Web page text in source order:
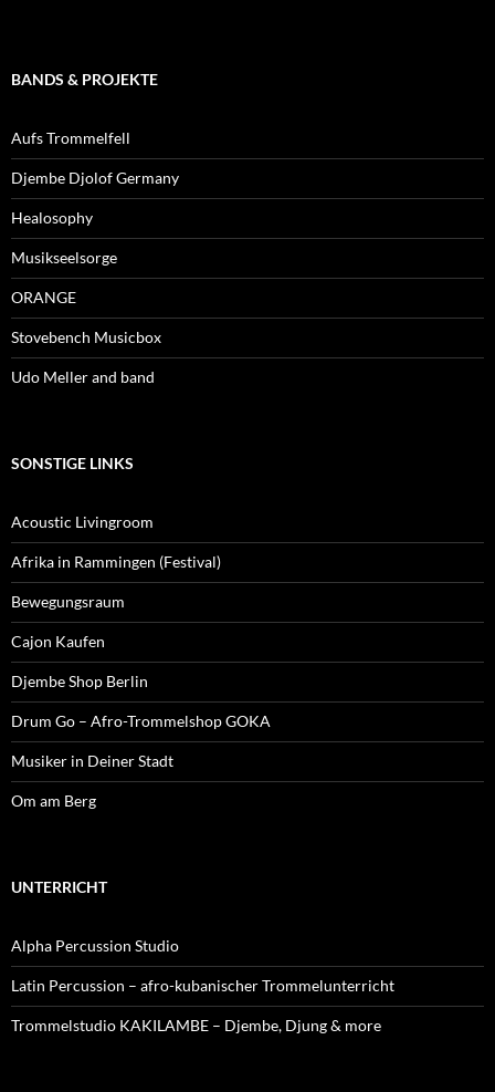
BANDS & PROJEKTE
Aufs Trommelfell
Djembe Djolof Germany
Healosophy
Musikseelsorge
ORANGE
Stovebench Musicbox
Udo Meller and band
SONSTIGE LINKS
Acoustic Livingroom
Afrika in Rammingen (Festival)
Bewegungsraum
Cajon Kaufen
Djembe Shop Berlin
Drum Go – Afro-Trommelshop GOKA
Musiker in Deiner Stadt
Om am Berg
UNTERRICHT
Alpha Percussion Studio
Latin Percussion – afro-kubanischer Trommelunterricht
Trommelstudio KAKILAMBE – Djembe, Djung & more